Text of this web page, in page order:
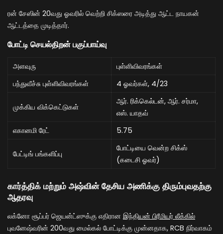
ரன் சேஸின் 20வது ஓவரில் வெற்றி சிக்ஸரை அடித்து ஆட்ட நாயகன்
ஆட்டத்தை முடித்தார்.
போட்டி செயல்திறன் பகுப்பாய்வு
அளவுரு
புள்ளிவிவரங்கள்
பந்துவீச்சு புள்ளிவிவரங்கள்
4 ஓவர்கள், 4/23
முக்கிய விக்கெட்டுகள்
ஆர். ரிக்கெல்டன், ஆர். சர்மா,
எஸ். யாதவ்
எகானமி ரேட்
5.75
பேட்டிங் பங்களிப்பு
போட்டியை வென்ற சிக்ஸ்
(கடைசி ஓவர்)
கார்த்திக் மற்றும் அஷ்வின் தேசிய அணிக்கு திரும்புவதற்கு
ஆதரவு
லக்னோ சூப்பர் ஜெயன்ட்ஸுக்கு எதிரான இந்தியன் பிரீமியர் லீக்கில்
புவனேஷ்வரின் 200வது மைல்கல் போட்டிக்கு முன்னதாக, RCB நிர்வாகம்